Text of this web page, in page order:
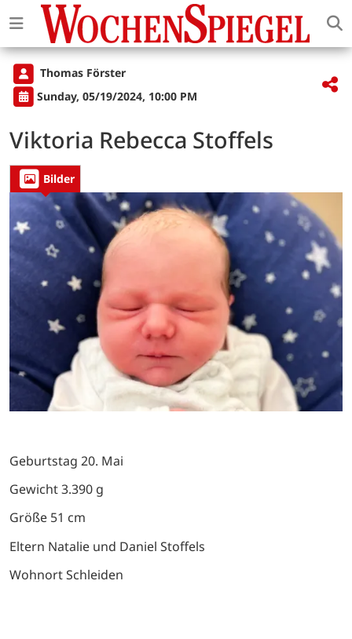
Thomas Förster
Sunday, 05/19/2024, 10:00 PM
Viktoria Rebecca Stoffels
Bilder
Geburtstag 20. Mai
Gewicht 3.390 g
Größe 51 cm
Eltern Natalie und Daniel Stoffels
Wohnort Schleiden